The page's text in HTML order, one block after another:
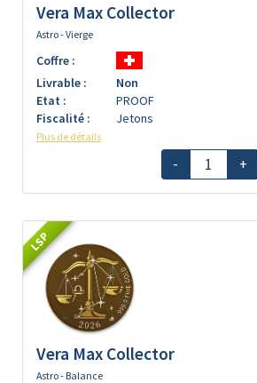
Vera Max Collector
Astro - Vierge
Coffre :
Livrable :
Non
Etat :
PROOF
Fiscalité :
Jetons
Plus de détails
- +
LSP
Vera Max Collector
Astro - Balance